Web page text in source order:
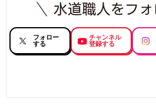
フォロー
する
チャンネル
登録する